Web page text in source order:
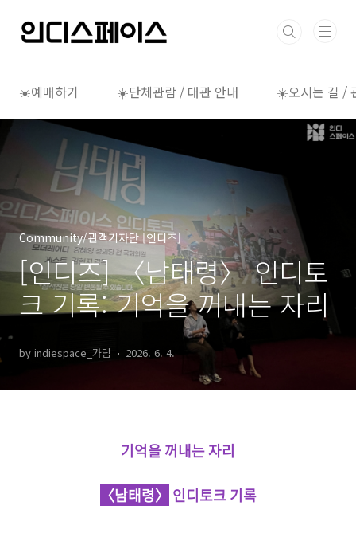
☀️예매하기 ☀️단체관람 / 대관 안내 ☀️오시는 길 /
Community/관객기자단 [인디즈]
[인디즈] 〈남태령〉 인디토
크 기록: 기억을 꺼내는 자리
by indiespace_가람 2026. 6. 4.
기억을 꺼내는 자리
〈남태령〉 인디토크 기록